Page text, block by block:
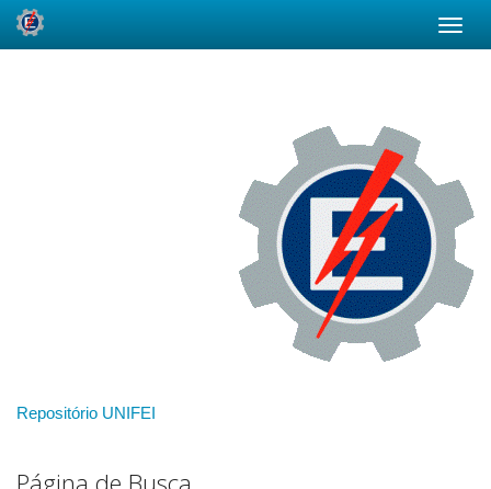
Repositório UNIFEI
Página de Busca